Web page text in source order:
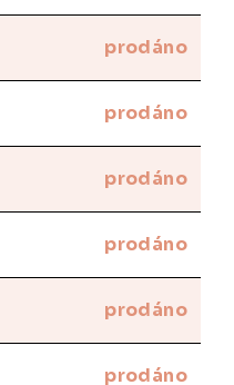
prodáno
prodáno
prodáno
prodáno
prodáno
prodáno